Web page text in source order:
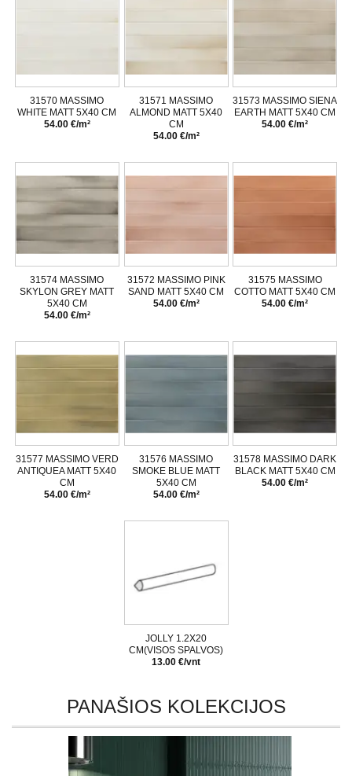
31570 MASSIMO
WHITE MATT 5X40 CM
54.00 €/m²
31571 MASSIMO
ALMOND MATT 5X40
CM
54.00 €/m²
31573 MASSIMO SIENA
EARTH MATT 5X40 CM
54.00 €/m²
31574 MASSIMO
SKYLON GREY MATT
5X40 CM
54.00 €/m²
31572 MASSIMO PINK
SAND MATT 5X40 CM
54.00 €/m²
31575 MASSIMO
COTTO MATT 5X40 CM
54.00 €/m²
31577 MASSIMO VERD
ANTIQUEA MATT 5X40
CM
54.00 €/m²
31576 MASSIMO
SMOKE BLUE MATT
5X40 CM
54.00 €/m²
31578 MASSIMO DARK
BLACK MATT 5X40 CM
54.00 €/m²
JOLLY 1.2X20
CM(VISOS SPALVOS)
13.00 €/vnt
PANAŠIOS KOLEKCIJOS